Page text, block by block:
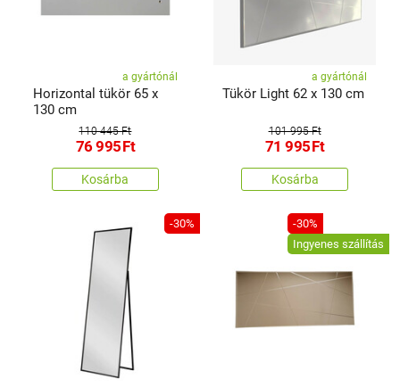
a gyártónál
Horizontal tükör 65 x
130 cm
110 445 Ft
76 995Ft
Kosárba
a gyártónál
Tükör Light 62 x 130 cm
101 995 Ft
71 995Ft
Kosárba
-30%
-30%
Ingyenes szállítás